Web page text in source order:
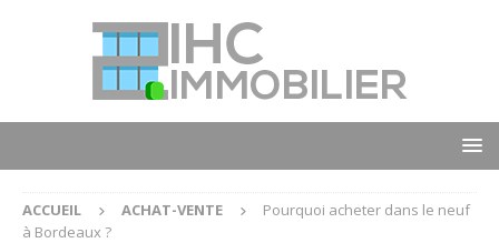
ACCUEIL ACHAT-VENTE
Pourquoi acheter dans le neuf
à Bordeaux ?